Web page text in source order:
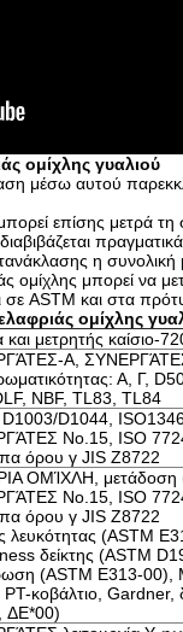
ομίχλης γυαλιού
μέσω αυτού
επίσης μετρά
η συνολική
ομίχλης μπορεί να
ASTM και στα
ομίχλης
μετρητής καίσιο-
Α,
Α, Γ,
NBF, TL83, TL84
D1044,
No.15, ISO
όρου γ JIS Z8722
ΟΜΊΧΛΗ, μετάδοση
No.15, ISO
όρου γ JIS Z8722
λευκότητας (ASTM
δείκτης (ASTM
(ASTM E313-00),
PT-κοβάλτιο,
ΔE*00)